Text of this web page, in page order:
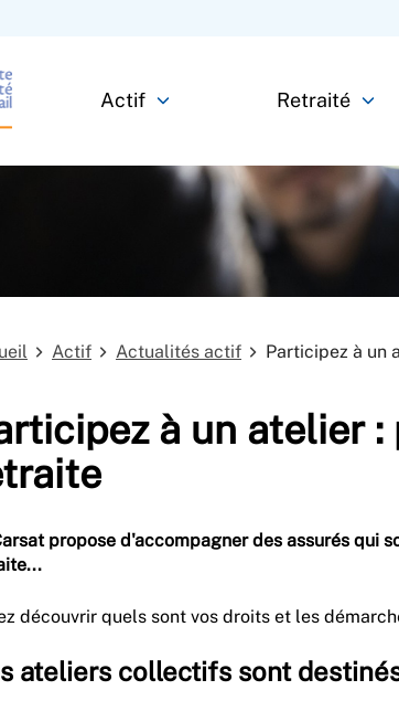
Actif Retraité
Actif Actualités actif Participez à un
à un atelier :
propose d'accompagner des assurés qui
découvrir quels sont vos droits et les
ateliers collectifs sont